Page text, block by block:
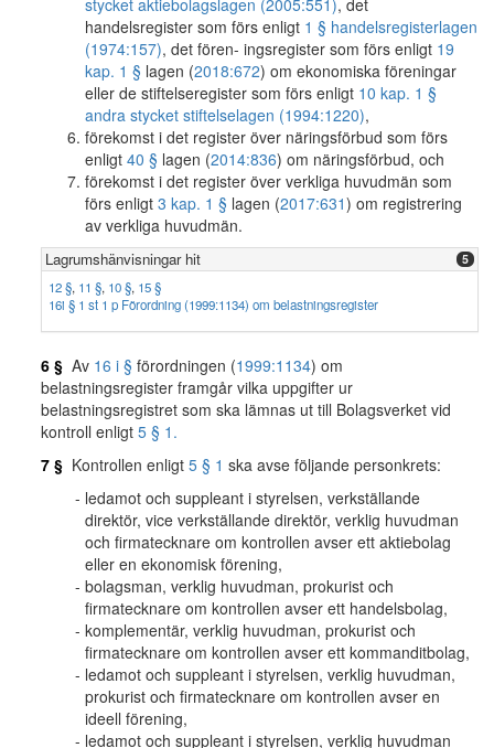
stycket aktiebolagslagen (2005:551), det
handelsregister som förs enligt 1 § handelsregisterlagen
(1974:157), det fören- ingsregister som förs enligt 19
kap. 1 § lagen (2018:672) om ekonomiska föreningar
eller de stiftelseregister som förs enligt 10 kap. 1 §
andra stycket stiftelselagen (1994:1220),
förekomst i det register över näringsförbud som förs
enligt 40 § lagen (2014:836) om näringsförbud, och
förekomst i det register över verkliga huvudmän som
förs enligt 3 kap. 1 § lagen (2017:631) om registrering
av verkliga huvudmän.
Lagrumshänvisningar hit 5
12 §, 11 §, 10 §, 15 §
16i § 1 st 1 p Förordning (1999:1134) om belastningsregister
6 § Av 16 i § förordningen (1999:1134) om
belastningsregister framgår vilka uppgifter ur
belastningsregistret som ska lämnas ut till Bolagsverket vid
kontroll enligt 5 § 1.
7 § Kontrollen enligt 5 § 1 ska avse följande personkrets:
ledamot och suppleant i styrelsen, verkställande
direktör, vice verkställande direktör, verklig huvudman
och firmatecknare om kontrollen avser ett aktiebolag
eller en ekonomisk förening,
bolagsman, verklig huvudman, prokurist och
firmatecknare om kontrollen avser ett handelsbolag,
komplementär, verklig huvudman, prokurist och
firmatecknare om kontrollen avser ett kommanditbolag,
ledamot och suppleant i styrelsen, verklig huvudman,
prokurist och firmatecknare om kontrollen avser en
ideell förening,
ledamot och suppleant i styrelsen, verklig huvudman